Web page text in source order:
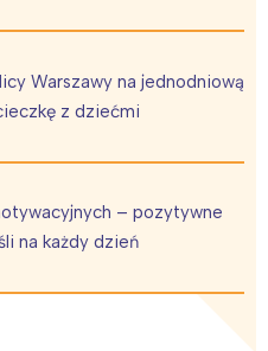
Warszawy na jednodniową
z dziećmi
– pozytywne
na każdy dzień